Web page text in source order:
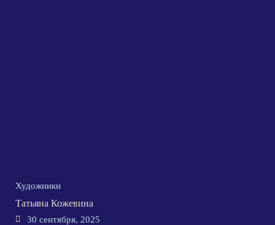
Художники
Татьяна Кожевина
30 сентября, 2025